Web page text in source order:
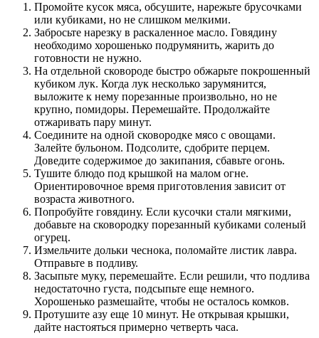
Промойте кусок мяса, обсушите, нарежьте брусочками
или кубиками, но не слишком мелкими.
Забросьте нарезку в раскаленное масло. Говядину
необходимо хорошенько подрумянить, жарить до
готовности не нужно.
На отдельной сковороде быстро обжарьте покрошенный
кубиком лук. Когда лук несколько зарумянится,
выложите к нему порезанные произвольно, но не
крупно, помидоры. Перемешайте. Продолжайте
отжаривать пару минут.
Соедините на одной сковородке мясо с овощами.
Залейте бульоном. Подсолите, сдобрите перцем.
Доведите содержимое до закипания, сбавьте огонь.
Тушите блюдо под крышкой на малом огне.
Ориентировочное время приготовления зависит от
возраста животного.
Попробуйте говядину. Если кусочки стали мягкими,
добавьте на сковородку порезанный кубиками соленый
огурец.
Измельчите дольки чеснока, поломайте листик лавра.
Отправьте в подливу.
Засыпьте муку, перемешайте. Если решили, что подлива
недостаточно густа, подсыпьте еще немного.
Хорошенько размешайте, чтобы не осталось комков.
Протушите азу еще 10 минут. Не открывая крышки,
дайте настояться примерно четверть часа.